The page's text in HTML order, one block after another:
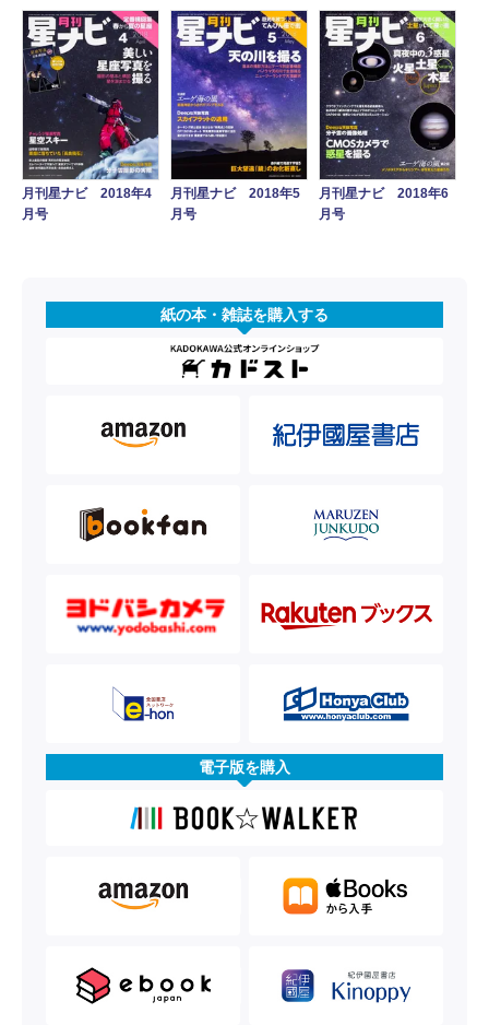
月刊星ナビ 2018年4
月号
月刊星ナビ 2018年5
月号
月刊星ナビ 2018年6
月号
紙の本・雑誌を購入する
電子版を購入